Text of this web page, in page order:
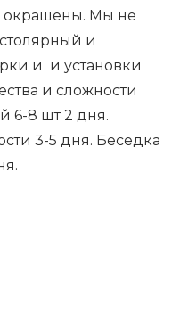
окрашены. Мы не
и
и и установки
и сложности
6-8 шт 2 дня.
3-5 дня. Беседка